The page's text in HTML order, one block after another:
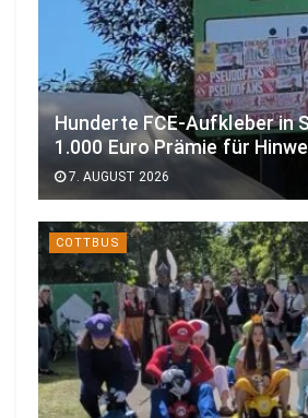
Hunderte FCE-Aufkleber in
1.000 Euro Prämie für
7. AUGUST 2026
COTTBUS